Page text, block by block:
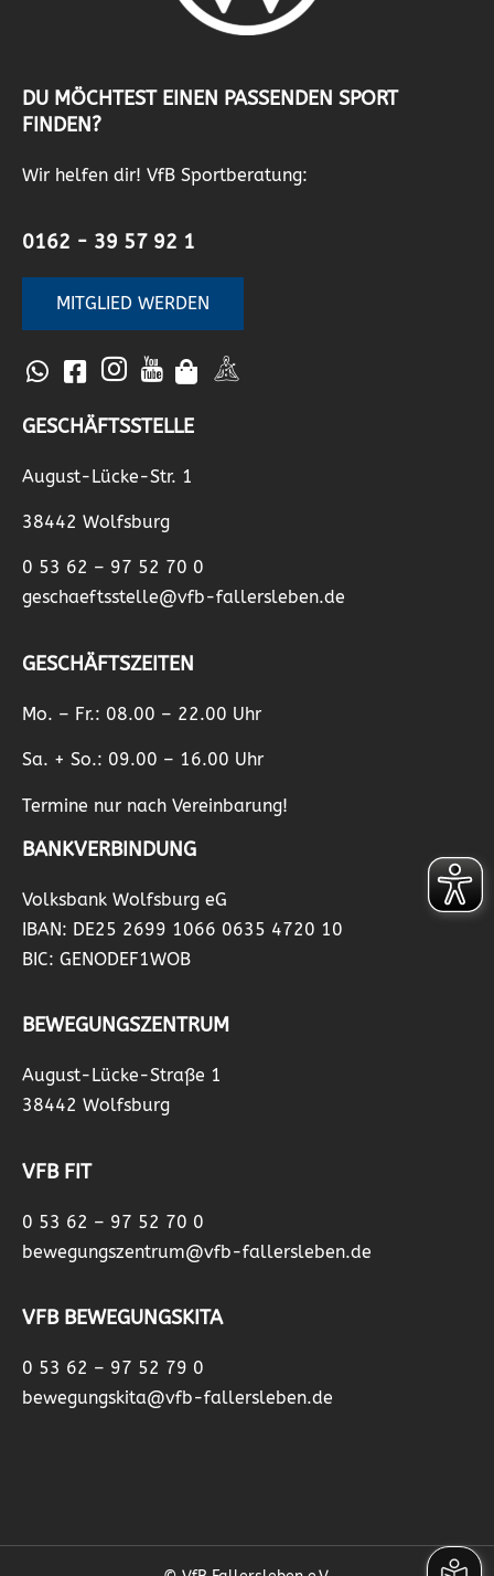
DU MÖCHTEST EINEN PASSENDEN SPORT
FINDEN?
Wir helfen dir! VfB Sportberatung:
0162 - 39 57 92 1
MITGLIED WERDEN
GESCHÄFTSSTELLE
August-Lücke-Str. 1
38442 Wolfsburg
0 53 62 – 97 52 70 0
geschaeftsstelle@vfb-fallersleben.de
GESCHÄFTSZEITEN
Mo. – Fr.: 08.00 – 22.00 Uhr
Sa. + So.: 09.00 – 16.00 Uhr
Termine nur nach Vereinbarung!
BANKVERBINDUNG
Volksbank Wolfsburg eG
IBAN: DE25 2699 1066 0635 4720 10
BIC: GENODEF1WOB
BEWEGUNGSZENTRUM
August-Lücke-Straße 1
38442 Wolfsburg
VFB FIT
0 53 62 – 97 52 70 0
bewegungszentrum@vfb-fallersleben.de
VFB BEWEGUNGSKITA
0 53 62 – 97 52 79 0
bewegungskita@vfb-fallersleben.de